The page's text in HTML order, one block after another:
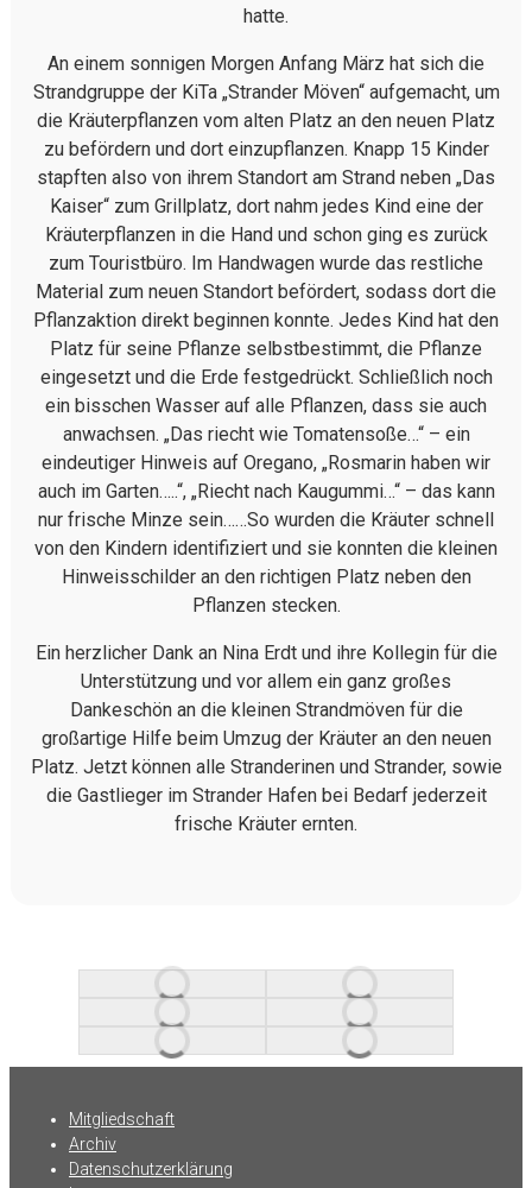
hatte.
An einem sonnigen Morgen Anfang März hat sich die
Strandgruppe der KiTa „Strander Möven“ aufgemacht, um
die Kräuterpflanzen vom alten Platz an den neuen Platz
zu befördern und dort einzupflanzen. Knapp 15 Kinder
stapften also von ihrem Standort am Strand neben „Das
Kaiser“ zum Grillplatz, dort nahm jedes Kind eine der
Kräuterpflanzen in die Hand und schon ging es zurück
zum Touristbüro. Im Handwagen wurde das restliche
Material zum neuen Standort befördert, sodass dort die
Pflanzaktion direkt beginnen konnte. Jedes Kind hat den
Platz für seine Pflanze selbstbestimmt, die Pflanze
eingesetzt und die Erde festgedrückt. Schließlich noch
ein bisschen Wasser auf alle Pflanzen, dass sie auch
anwachsen. „Das riecht wie Tomatensoße…“ – ein
eindeutiger Hinweis auf Oregano, „Rosmarin haben wir
auch im Garten…..“, „Riecht nach Kaugummi…“ – das kann
nur frische Minze sein……So wurden die Kräuter schnell
von den Kindern identifiziert und sie konnten die kleinen
Hinweisschilder an den richtigen Platz neben den
Pflanzen stecken.
Ein herzlicher Dank an Nina Erdt und ihre Kollegin für die
Unterstützung und vor allem ein ganz großes
Dankeschön an die kleinen Strandmöven für die
großartige Hilfe beim Umzug der Kräuter an den neuen
Platz. Jetzt können alle Stranderinen und Strander, sowie
die Gastlieger im Strander Hafen bei Bedarf jederzeit
frische Kräuter ernten.
Mitgliedschaft
Archiv
Datenschutzerklärung